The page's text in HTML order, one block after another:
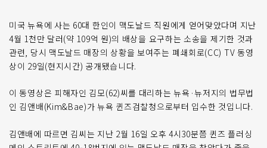
미국 뉴욕에 사는 60대 한인이 맥도날드 직원에게 얻어맞았다며 지난
4월 1천만 달러(약 109억 원)의 배상을 요구하는 소송을 제기한 것과
관련, 당시 맥도날드 매장의 상황을 보여주는 폐쇄회로(CC) TV 동영
상이 29일(현지시간) 공개됐습니다.
이 동영상은 피해자인 김모(62)씨를 대리하는 뉴욕·뉴저지의 법무법
인 김앤배(Kim&Bae)가 뉴욕 퀸즈검찰청으로부터 입수한 것입니다.
김앤배에 따르면 김씨는 지난 2월 16일 오후 4시30분쯤 퀸즈 플러싱